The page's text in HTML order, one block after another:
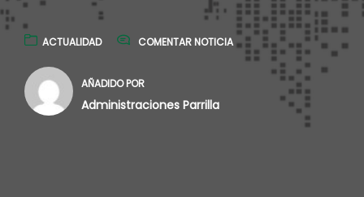
ACTUALIDAD COMENTAR NOTICIA
AÑADIDO POR
Administraciones Parrilla